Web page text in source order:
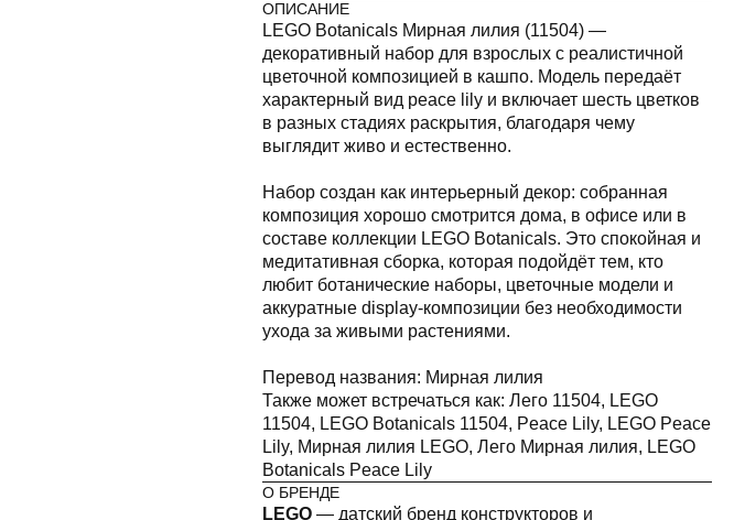
ОПИСАНИЕ
LEGO Botanicals Мирная лилия (11504) —
декоративный набор для взрослых с реалистичной
цветочной композицией в кашпо. Модель передаёт
характерный вид peace lily и включает шесть цветков
в разных стадиях раскрытия, благодаря чему
выглядит живо и естественно.
Набор создан как интерьерный декор: собранная
композиция хорошо смотрится дома, в офисе или в
составе коллекции LEGO Botanicals. Это спокойная и
медитативная сборка, которая подойдёт тем, кто
любит ботанические наборы, цветочные модели и
аккуратные display-композиции без необходимости
ухода за живыми растениями.
Перевод названия: Мирная лилия
Также может встречаться как: Лего 11504, LEGO
11504, LEGO Botanicals 11504, Peace Lily, LEGO Peace
Lily, Мирная лилия LEGO, Лего Мирная лилия, LEGO
Botanicals Peace Lily
О БРЕНДЕ
LEGO — датский бренд конструкторов и